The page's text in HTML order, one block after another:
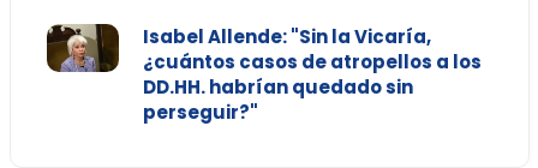
Isabel Allende: "Sin la Vicaría,
¿cuántos casos de atropellos a los
DD.HH. habrían quedado sin
perseguir?"